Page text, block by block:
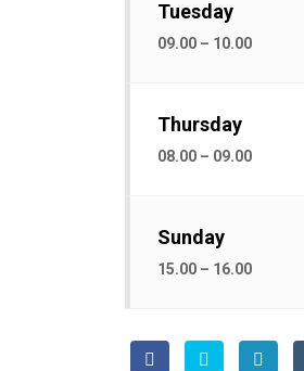
Tuesday
09.00 – 10.00
Thursday
08.00 – 09.00
Sunday
15.00 – 16.00